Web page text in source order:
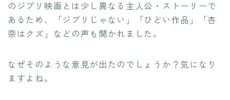
のジブリ映画とは少し異なる主人公・ストーリーで
あるため、「ジブリじゃない」「ひどい作品」「杏
奈はクズ」などの声も聞かれました。
なぜそのような意見が出たのでしょうか？気になり
ますよね。